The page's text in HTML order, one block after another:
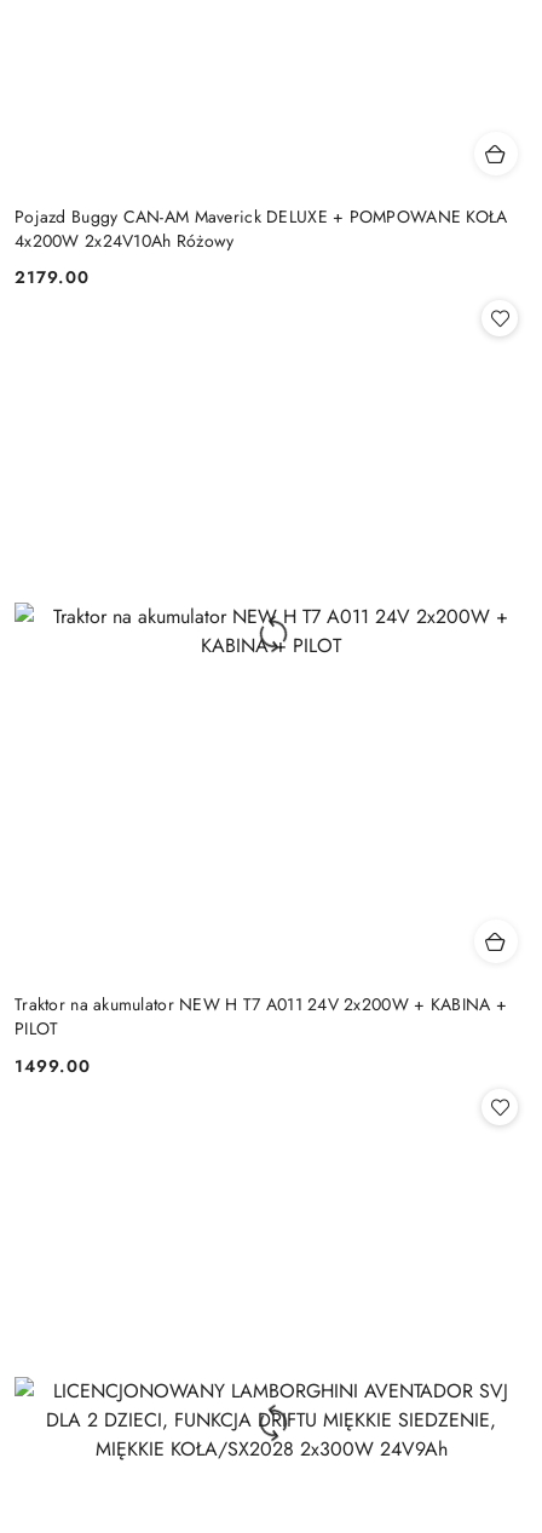
Pojazd Buggy CAN-AM Maverick DELUXE + POMPOWANE KOŁA
4x200W 2x24V10Ah Różowy
Cena:
2179.00
Traktor na akumulator NEW H T7 A011 24V 2x200W + KABINA +
PILOT
Cena:
1499.00